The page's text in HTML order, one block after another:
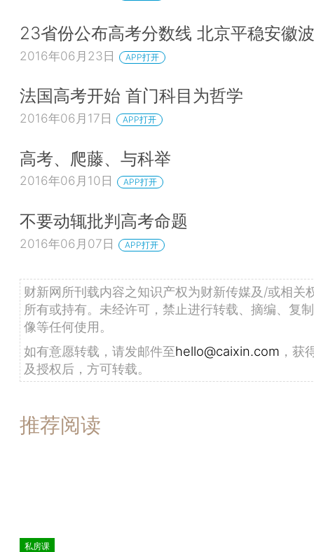
23省份公布高考分数线 北京平稳安徽
2016年06月23日 APP打开
法国高考开始 首门科目为哲学
2016年06月17日 APP打开
高考、爬藤、与科举
2016年06月10日 APP打开
不要动辄批判高考命题
2016年06月07日 APP打开
财新网所刊载内容之知识产权为财新传媒及/或相关
所有或持有。未经许可，禁止进行转载、摘编、复
像等任何使用。
如有意愿转载，请发邮件至hello@caixin.com ，获
及授权后，方可转载。
推荐阅读
私房课